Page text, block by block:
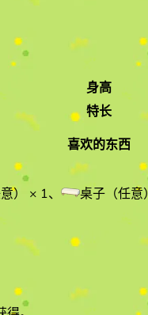
身高
特长
喜欢的东西
） × 1、 桌子（任意）